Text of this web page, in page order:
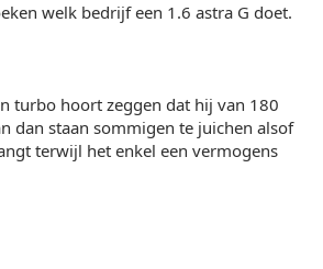
welk bedrijf een 1.6 astra G doet.
turbo hoort zeggen dat hij van 180
dan staan sommigen te juichen alsof
terwijl het enkel een vermogens